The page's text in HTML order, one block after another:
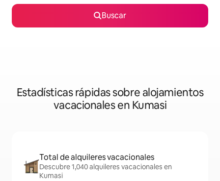
Buscar
Estadísticas rápidas sobre alojamientos
vacacionales en Kumasi
Total de alquileres vacacionales
Descubre 1,040 alquileres vacacionales en
Kumasi